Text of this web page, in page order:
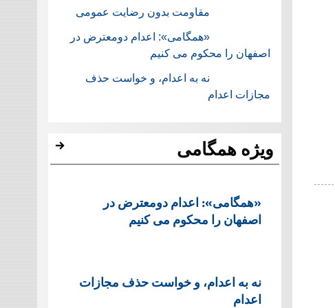
مقاومت بدون رضایت عمومی
«همگامی»: اعدام دومعترض در
اصفهان را محکوم می کنیم
نه به اعدام، و خواست حذف
مجازات اعدام
ویژه همگامی
«همگامی»: اعدام دومعترض در
اصفهان را محکوم می کنیم
نه به اعدام، و خواست حذف مجازات
اعدام